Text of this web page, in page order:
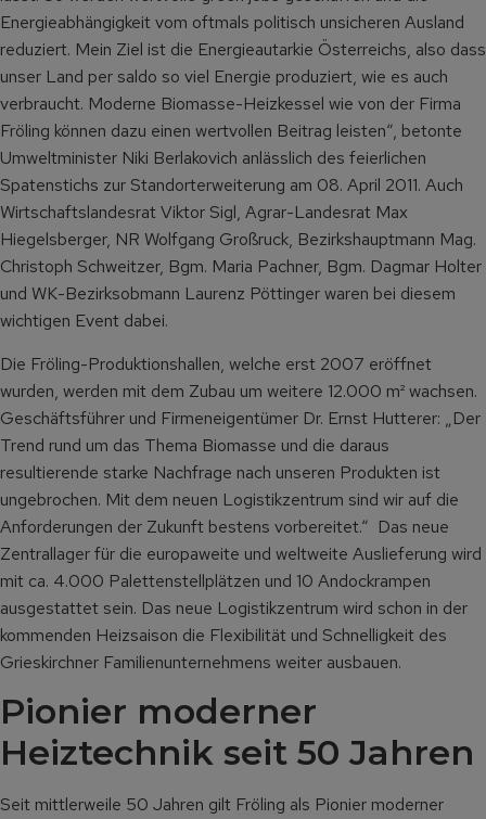
Energieabhängigkeit vom oftmals politisch unsicheren Ausland
reduziert. Mein Ziel ist die Energieautarkie Österreichs, also dass
unser Land per saldo so viel Energie produziert, wie es auch
verbraucht. Moderne Biomasse-Heizkessel wie von der Firma
Fröling können dazu einen wertvollen Beitrag leisten“, betonte
Umweltminister Niki Berlakovich anlässlich des feierlichen
Spatenstichs zur Standorterweiterung am 08. April 2011. Auch
Wirtschaftslandesrat Viktor Sigl, Agrar-Landesrat Max
Hiegelsberger, NR Wolfgang Großruck, Bezirkshauptmann Mag.
Christoph Schweitzer, Bgm. Maria Pachner, Bgm. Dagmar Holter
und WK-Bezirksobmann Laurenz Pöttinger waren bei diesem
wichtigen Event dabei.
Die Fröling-Produktionshallen, welche erst 2007 eröffnet
wurden, werden mit dem Zubau um weitere 12.000 m² wachsen.
Geschäftsführer und Firmeneigentümer Dr. Ernst Hutterer: „Der
Trend rund um das Thema Biomasse und die daraus
resultierende starke Nachfrage nach unseren Produkten ist
ungebrochen. Mit dem neuen Logistikzentrum sind wir auf die
Anforderungen der Zukunft bestens vorbereitet.“ Das neue
Zentrallager für die europaweite und weltweite Auslieferung wird
mit ca. 4.000 Palettenstellplätzen und 10 Andockrampen
ausgestattet sein. Das neue Logistikzentrum wird schon in der
kommenden Heizsaison die Flexibilität und Schnelligkeit des
Grieskirchner Familienunternehmens weiter ausbauen.
Pionier moderner
Heiztechnik seit 50 Jahren
Seit mittlerweile 50 Jahren gilt Fröling als Pionier moderner